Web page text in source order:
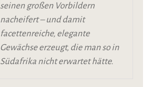
seinen großen Vorbildern
nacheifert – und damit
facettenreiche, elegante
Gewächse erzeugt, die man so in
Südafrika nicht erwartet hätte.